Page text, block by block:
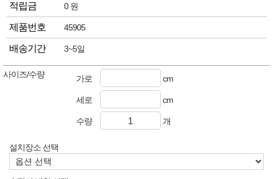
적립금 0 원
제품번호 45905
배송기간 3~5일
사이즈/수량 가로 cm
세로 cm
수량 개
설치장소 선택